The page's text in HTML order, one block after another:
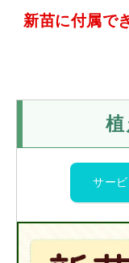
新苗に付属で
植
サー